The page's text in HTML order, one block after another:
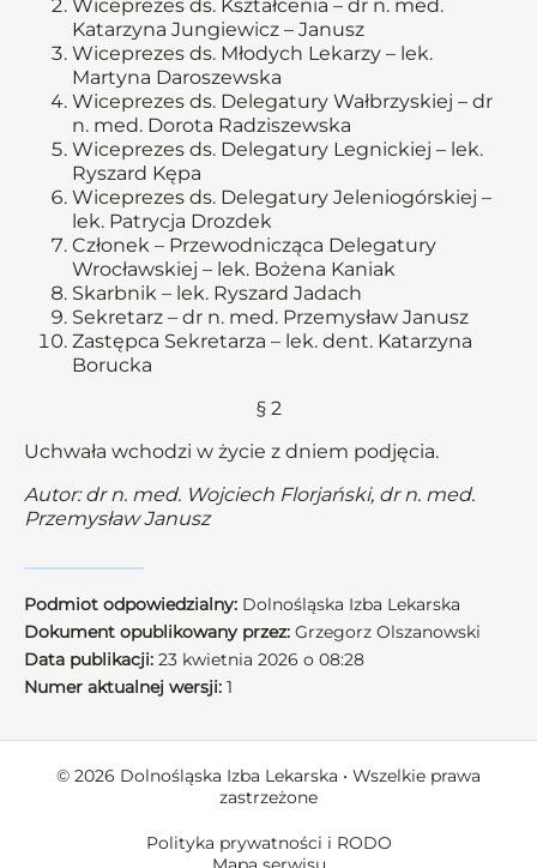
Wiceprezes ds. Kształcenia – dr n. med.
Katarzyna Jungiewicz – Janusz
Wiceprezes ds. Młodych Lekarzy – lek.
Martyna Daroszewska
Wiceprezes ds. Delegatury Wałbrzyskiej – dr
n. med. Dorota Radziszewska
Wiceprezes ds. Delegatury Legnickiej – lek.
Ryszard Kępa
Wiceprezes ds. Delegatury Jeleniogórskiej –
lek. Patrycja Drozdek
Członek – Przewodnicząca Delegatury
Wrocławskiej – lek. Bożena Kaniak
Skarbnik – lek. Ryszard Jadach
Sekretarz – dr n. med. Przemysław Janusz
Zastępca Sekretarza – lek. dent. Katarzyna
Borucka
§ 2
Uchwała wchodzi w życie z dniem podjęcia.
Autor: dr n. med. Wojciech Florjański, dr n. med.
Przemysław Janusz
Podmiot odpowiedzialny: Dolnośląska Izba Lekarska
Dokument opublikowany przez: Grzegorz Olszanowski
Data publikacji: 23 kwietnia 2026 o 08:28
Numer aktualnej wersji: 1
© 2026 Dolnośląska Izba Lekarska • Wszelkie prawa
zastrzeżone
Polityka prywatności i RODO